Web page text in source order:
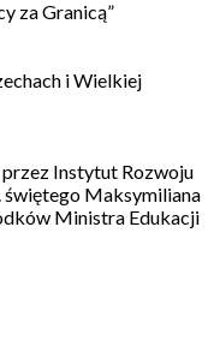
za Granicą”
i Wielkiej
Instytut Rozwoju
świętego Maksymiliana
Ministra Edukacji